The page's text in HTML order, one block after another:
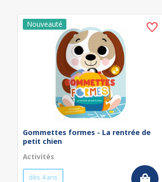
Gommettes formes - La rentrée de
petit chien
Activités
dès 4 ans